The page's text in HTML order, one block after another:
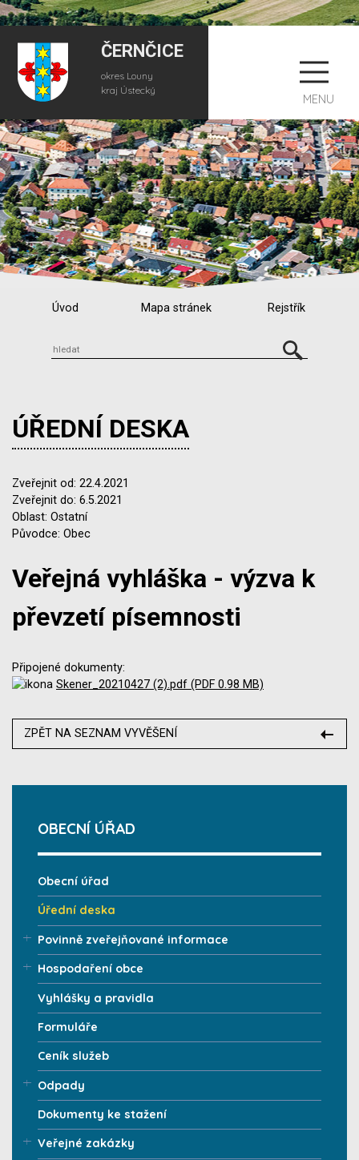
ČERNČICE
okres Louny
kraj Ústecký
MENU
Úvod Mapa stránek Rejstřík
ÚŘEDNÍ DESKA
Zveřejnit od: 22.4.2021
Zveřejnit do: 6.5.2021
Oblast: Ostatní
Původce: Obec
Veřejná vyhláška - výzva k
převzetí písemnosti
Připojené dokumenty:
Skener_20210427 (2).pdf (PDF 0.98 MB)
ZPĚT NA SEZNAM VYVĚŠENÍ
OBECNÍ ÚŘAD
Obecní úřad
Úřední deska
Povinně zveřejňované informace
Hospodaření obce
Vyhlášky a pravidla
Formuláře
Ceník služeb
Odpady
Dokumenty ke stažení
Veřejné zakázky